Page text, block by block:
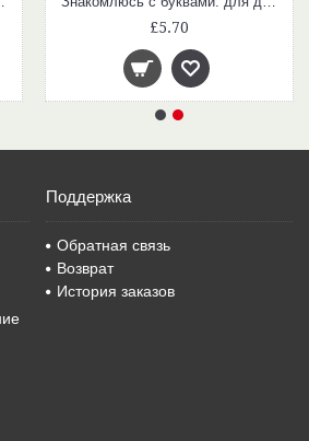
£5.70
Поддержка
Обратная связь
Возврат
История заказов